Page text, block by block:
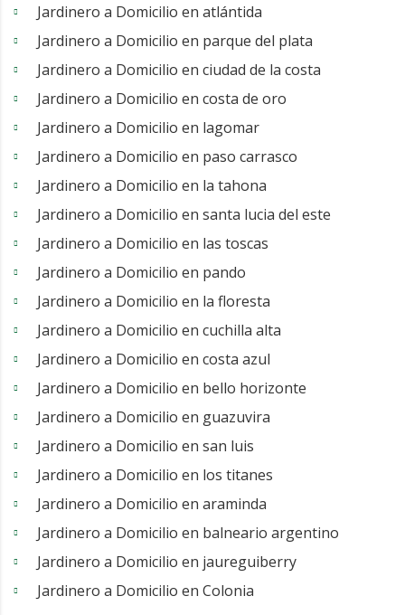
Jardinero a Domicilio en atlántida
Jardinero a Domicilio en parque del plata
Jardinero a Domicilio en ciudad de la costa
Jardinero a Domicilio en costa de oro
Jardinero a Domicilio en lagomar
Jardinero a Domicilio en paso carrasco
Jardinero a Domicilio en la tahona
Jardinero a Domicilio en santa lucia del este
Jardinero a Domicilio en las toscas
Jardinero a Domicilio en pando
Jardinero a Domicilio en la floresta
Jardinero a Domicilio en cuchilla alta
Jardinero a Domicilio en costa azul
Jardinero a Domicilio en bello horizonte
Jardinero a Domicilio en guazuvira
Jardinero a Domicilio en san luis
Jardinero a Domicilio en los titanes
Jardinero a Domicilio en araminda
Jardinero a Domicilio en balneario argentino
Jardinero a Domicilio en jaureguiberry
Jardinero a Domicilio en Colonia